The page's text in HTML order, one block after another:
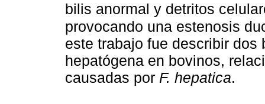
bilis anormal y detritos
provocando una estenosis
este trabajo fue describir
hepatógena en bovinos,
causadas por F. hepatica.